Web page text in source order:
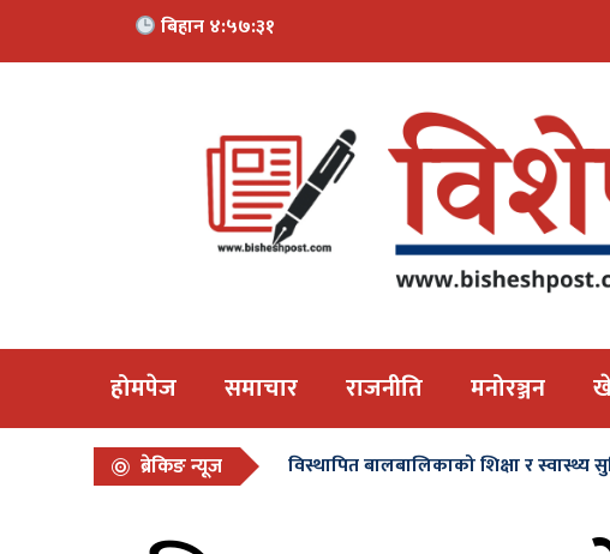
बिहान ४:५७:३३
होमपेज समाचार राजनीति मनोरञ्जन
ब्रेकिङ न्यूज विस्थापित बालबालिकाको शिक्षा र स्वास्थ्य